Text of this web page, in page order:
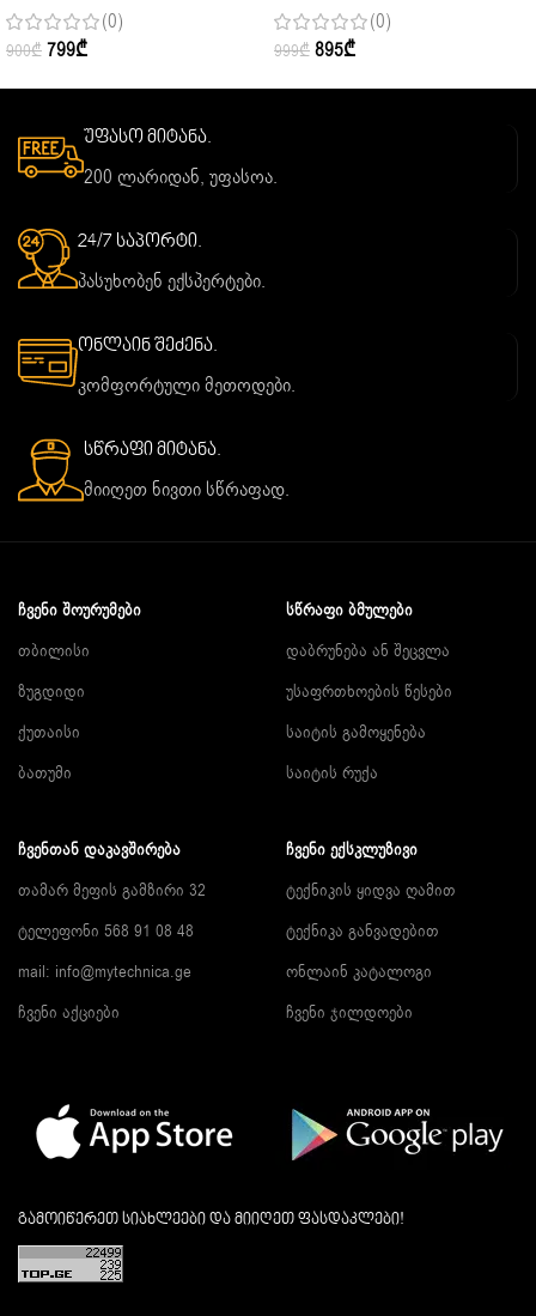
(0)
900₾ 799₾
(0)
999₾ 895₾
უფასო მიტანა.
200 ლარიდან, უფასოა.
24/7 საპორტი.
პასუხობენ ექსპერტები.
ონლაინ შეძენა.
კომფორტული მეთოდები.
სწრაფი მიტანა.
მიიღეთ ნივთი სწრაფად.
ᲩᲕᲔᲜᲘ ᲨᲝᲣᲠᲣᲛᲔᲑᲘ
თბილისი
ზუგდიდი
ქუთაისი
ბათუმი
ᲡᲬᲠᲐᲤᲘ ᲑᲛᲣᲚᲔᲑᲘ
დაბრუნება ან შეცვლა
უსაფრთხოების წესები
საიტის გამოყენება
საიტის რუქა
ᲩᲕᲔᲜᲗᲐᲜ ᲓᲐᲙᲐᲕᲨᲘᲠᲔᲑᲐ
თამარ მეფის გამზირი 32
ტელეფონი 568 91 08 48
mail: info@mytechnica.ge
ჩვენი აქციები
ᲩᲕᲔᲜᲘ ᲔᲥᲡᲙᲚᲣᲖᲘᲕᲘ
ტექნიკის ყიდვა ღამით
ტექნიკა განვადებით
ონლაინ კატალოგი
ჩვენი ჯილდოები
გამოიწერეთ სიახლეები და მიიღეთ ფასდაკლები!